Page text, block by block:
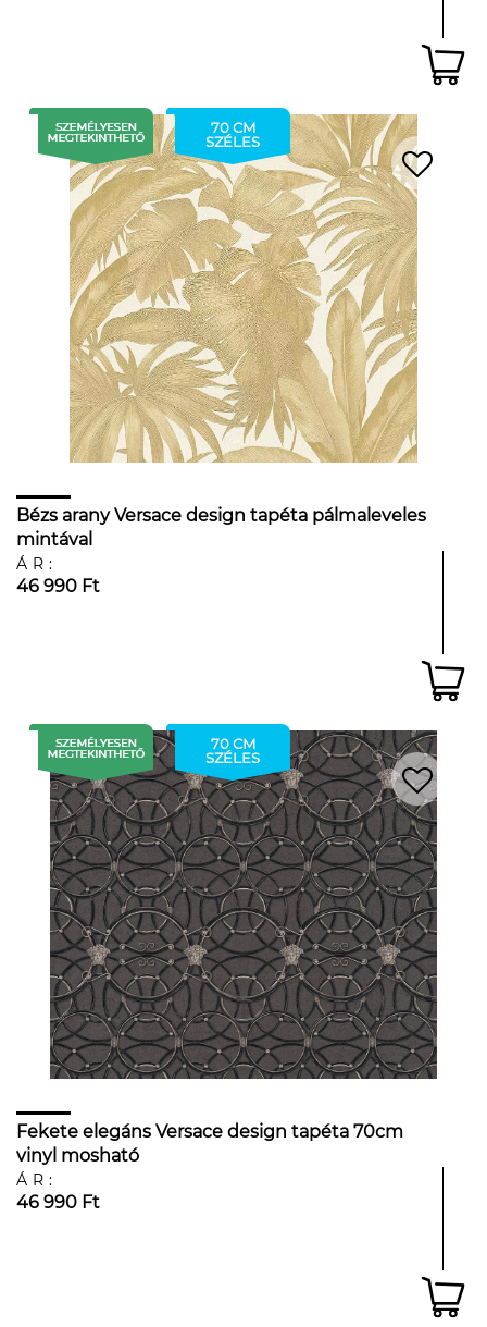
70 CM
SZÉLES
Bézs arany Versace design tapéta pálmaleveles
mintával
ÁR:
46 990 Ft
70 CM
SZÉLES
Fekete elegáns Versace design tapéta 70cm
vinyl mosható
ÁR:
46 990 Ft